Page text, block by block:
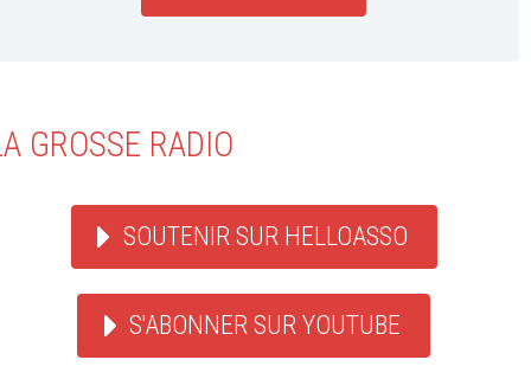
GROSSE RADIO
SOUTENIR SUR HELLOASSO
S'ABONNER SUR YOUTUBE